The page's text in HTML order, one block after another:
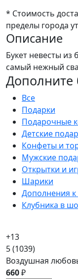
* Стоимость
пределы города
Описание
Букет невесты
самый нежный
Дополните
Все
Подарки
Подарочные
Детские
Конфеты и
Мужские
Открытки и
Шарики
Дополнения к
Клубника в
+13
5(1039)
Воздушная
660₽